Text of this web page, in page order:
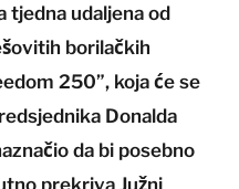
tjedna udaljena od
borilačkih
250”, koja će se
Donalda
da bi posebno
prekriva Južni